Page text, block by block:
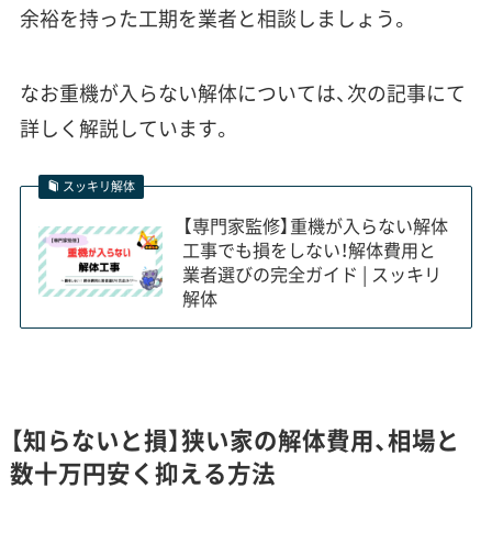
余裕を持った工期を業者と相談しましょう。
なお重機が入らない解体については、次の記事にて
詳しく解説しています。
スッキリ解体
【専門家監修】重機が入らない解体
工事でも損をしない！解体費用と
業者選びの完全ガイド | スッキリ
解体
【知らないと損】狭い家の解体費用、相場と
数十万円安く抑える方法